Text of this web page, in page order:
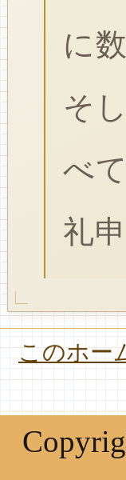
に
そ
べ
礼
このホー